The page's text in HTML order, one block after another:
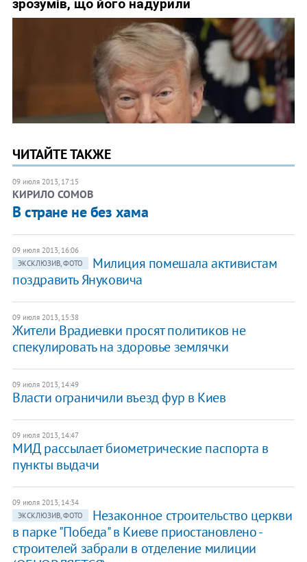
ЧИТАЙТЕ ТАКЖЕ
09 июля 2013, 17:15
КИРИЛО СОМОВ
В стране не без хама
09 июля 2013, 16:06
ЭКСКЛЮЗИВ, ФОТО
Милиция помешала активистам
поздравить Януковича
09 июля 2013, 15:38
Жители Врадиевки просят политиков не
спекулировать на здоровье землячки
09 июля 2013, 14:49
Власти ограничили въезд фур в Киев
09 июля 2013, 14:47
МИД рассылает биометрические паспорта в
пункты выдачи
09 июля 2013, 14:34
ЭКСКЛЮЗИВ, ФОТО
Незаконное строительство церкви
в парке "Победа" в Киеве приостановлено -
строителей забрали в отделение милиции